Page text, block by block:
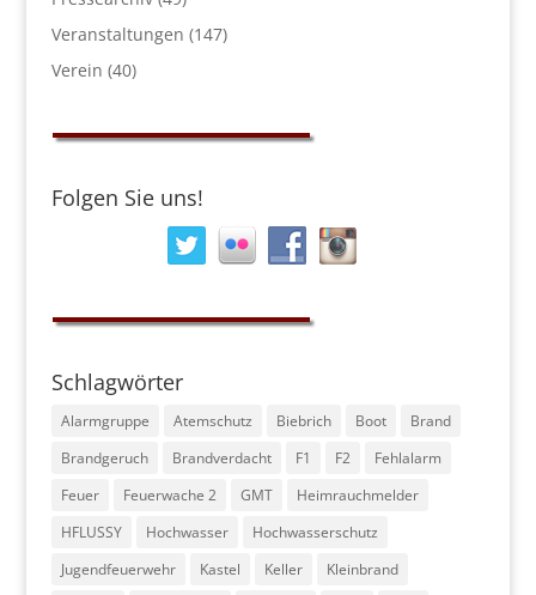
Veranstaltungen (147)
Verein (40)
Folgen Sie uns!
Schlagwörter
Alarmgruppe Atemschutz Biebrich Boot
Brand
Brandgeruch
Brandverdacht F1 F2
Fehlalarm
Feuer
Feuerwache 2 GMT
Heimrauchmelder
HFLUSSY
Hochwasser
Hochwasserschutz
Jugendfeuerwehr
Kastel Keller
Kleinbrand